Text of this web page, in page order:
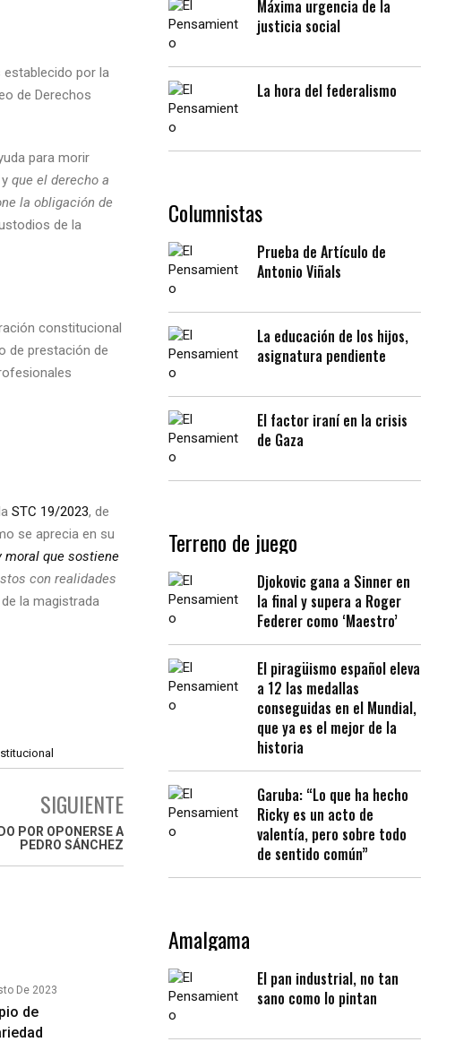
establecido por la
de Derechos
para morir
que el derecho a
la obligación de
de la
constitucional
de prestación de
STC 19/2023, de
se aprecia en su
moral que sostiene
con realidades
la magistrada
SIGUIENTE
POR OPONERSE A
PEDRO SÁNCHEZ
De 2023
de
Máxima urgencia de la
justicia social
La hora del federalismo
Columnistas
Prueba de Artículo de
Antonio Viñals
La educación de los hijos,
asignatura pendiente
El factor iraní en la crisis
de Gaza
Terreno de juego
Djokovic gana a Sinner en
la final y supera a Roger
Federer como ‘Maestro’
El piragüismo español eleva
a 12 las medallas
conseguidas en el Mundial,
que ya es el mejor de la
historia
Garuba: “Lo que ha hecho
Ricky es un acto de
valentía, pero sobre todo
de sentido común”
Amalgama
El pan industrial, no tan
sano como lo pintan